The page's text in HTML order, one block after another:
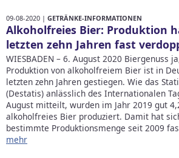
09-08-2020 | GETRÄNKE-INFORMATIONEN
Alkoholfreies Bier: Produktion
letzten zehn Jahren fast
WIESBADEN – 6. August 2020 Biergenuss
Produktion von alkoholfreiem Bier ist in
letzten zehn Jahren gestiegen. Wie das
(Destatis) anlässlich des Internationalen
August mitteilt, wurden im Jahr 2019 gut
alkoholfreies Bier produziert. Damit hat
bestimmte Produktionsmenge seit 2009
mehr